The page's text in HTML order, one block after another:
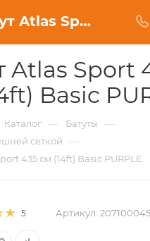
Батут Atlas Sport 435 см (14ft) Basic PURPLE купить в Минске | 1MAG.BY
Atlas Sport
Basic
Каталог — Батуты —
сеткой —
435 см (14ft) Basic PURPLE
5 Артикул: